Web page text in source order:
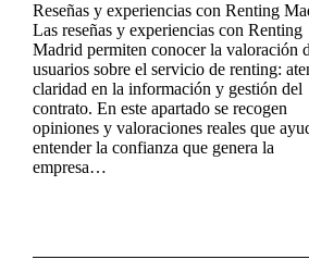
Reseñas y experiencias con Renting
Las reseñas y experiencias con Renting
Madrid permiten conocer la valoración
usuarios sobre el servicio de renting:
claridad en la información y gestión del
contrato. En este apartado se recogen
opiniones y valoraciones reales que
entender la confianza que genera la
empresa…